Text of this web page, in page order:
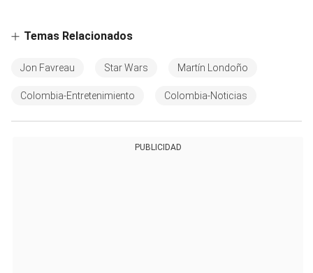
Temas Relacionados
Jon Favreau Star Wars Martín Londoño
Colombia-Entretenimiento Colombia-Noticias
PUBLICIDAD